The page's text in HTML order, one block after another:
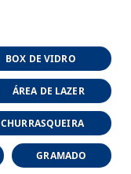
BOX DE VIDRO
ÁREA DE LAZER
CHURRASQUEIRA
GRAMADO